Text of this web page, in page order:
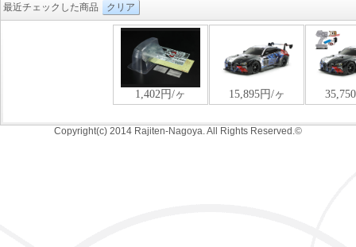
最近チェックした商品 クリア
Copyright(c) 2014 Rajiten-Nagoya. All Rights Reserved.©